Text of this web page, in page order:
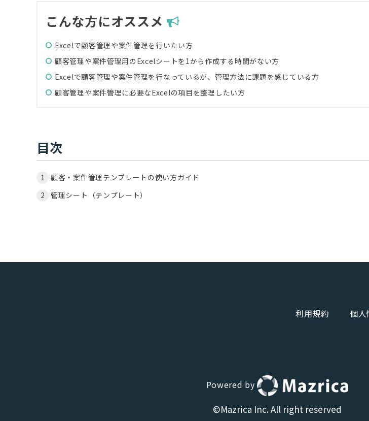
こんな方にオススメ
Excelで顧客管理や案件管理を行いたい方
顧客管理や案件管理用のExcelシートを1から作成する時間がない方
Excelで顧客管理や案件管理を行なっているが、管理方法に課題を感じている方
顧客管理や案件管理に必要なExcelの項目を整理したい方
目次
顧客・案件管理テンプレートの使い方ガイド
管理シート（テンプレート）
利用規約 個
Powered by
©Mazrica Inc. All right reserved